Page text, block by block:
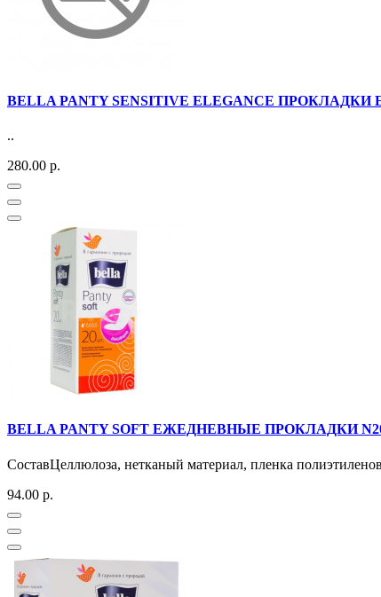
BELLA PANTY SENSITIVE ELEGANCE
..
280.00 р.
BELLA PANTY SOFT ЕЖЕДНЕВНЫЕ ПРОКЛАДКИ
СоставЦеллюлоза, нетканый материал, пленка
94.00 р.